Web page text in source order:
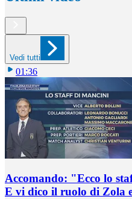
Vedi tutti
01:36
Accomando: "Ecco lo
E vi dico il ruolo di Zola